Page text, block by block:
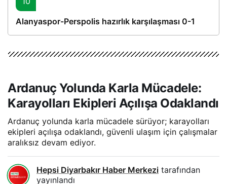
Alanyaspor-Perspolis hazırlık karşılaşması 0-1
Ardanuç Yolunda Karla Mücadele:
Karayolları Ekipleri Açılışa Odaklandı
Ardanuç yolunda karla mücadele sürüyor; karayolları
ekipleri açılışa odaklandı, güvenli ulaşım için çalışmalar
aralıksız devam ediyor.
Hepsi Diyarbakır Haber Merkezi tarafından
yayınlandı